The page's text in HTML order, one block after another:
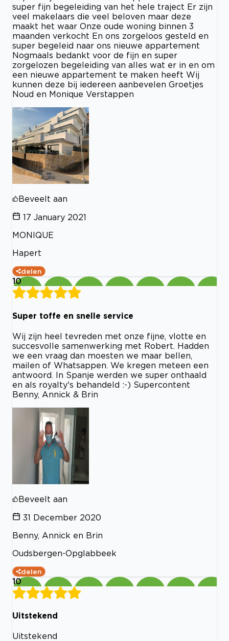
super fijn begeleiding van het hele traject Er zijn
veel makelaars die veel beloven maar deze
maakt het waar Onze oude woning binnen 3
maanden verkocht En ons zorgeloos gesteld en
super begeleid naar ons nieuwe appartement
Nogmaals bedankt voor de fijn en super
zorgelozen begeleiding van alles wat er in en om
een nieuwe appartement te maken heeft Wij
kunnen deze bij iedereen aanbevelen Groetjes
Noud en Monique Verstappen
Beveelt aan
17 January 2021
MONIQUE
Hapert
delen
10
Super toffe en snelle service
Wij zijn heel tevreden met onze fijne, vlotte en
succesvolle samenwerking met Robert. Hadden
we een vraag dan moesten we maar bellen,
mailen of Whatsappen. We kregen meteen een
antwoord. In Spanje werden we super onthaald
en als royalty's behandeld :-) Supercontent
Benny, Annick & Brin
Beveelt aan
31 December 2020
Benny, Annick en Brin
Oudsbergen-Opglabbeek
delen
10
Uitstekend
Uitstekend